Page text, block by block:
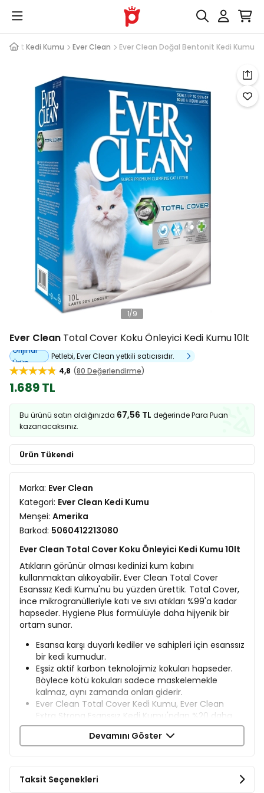
Kedi Kumu Ever Clean Ever Clean Doğal Bentonit Kedi Kumu
1/9
Ever Clean Total Cover Koku Önleyici Kedi Kumu 10lt
Orijinal
Ürün
Petlebi, Ever Clean yetkili satıcısıdır.
4,8
80 Değerlendirme
1.689 TL
Bu ürünü satın aldığınızda 67,56 TL değerinde Para Puan
kazanacaksınız.
Ürün Tükendi
Marka: Ever Clean
Kategori: Ever Clean Kedi Kumu
Menşei: Amerika
Barkod: 5060412213080
Ever Clean Total Cover Koku Önleyici Kedi Kumu 10lt
Atıkların görünür olması kedinizi kum kabını
kullanmaktan alıkoyabilir. Ever Clean Total Cover
Esanssız Kedi Kumu'nu bu yüzden ürettik. Total Cover,
ince mikrogranülleriyle katı ve sıvı atıkları %99'a kadar
hapseder. Hygiene Plus formülüyle daha hijyenik bir
ortam sunar.
Esansa karşı duyarlı kediler ve sahipleri için esanssız
bir kedi kumudur.
Eşsiz aktif karbon teknolojimiz kokuları hapseder.
Böylece kötü kokuları sadece maskelemekle
kalmaz, aynı zamanda onları giderir.
Ever Clean Total Cover Kedi Kumu, Ever Clean
Extra Strong Esanssız Kedi Kumu'ndan %20 daha
uzun ömürlüdür.
10L Ever Clean Kedi Kumu ortalama 2 aya kadar
laboratuvar sonuçlarına göre)
Devamını Göster
Taksit Seçenekleri